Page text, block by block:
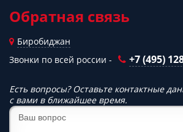
Обратная связь
Биробиджан
Звонки по всей россии -
+7 (495)
Есть вопросы? Оставьте контактные
с вами в ближайшее время.